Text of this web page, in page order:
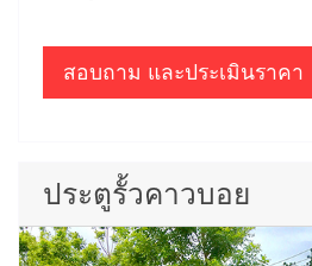
สอบถาม และประเมินราคา
ประตูรั้วคาวบอย